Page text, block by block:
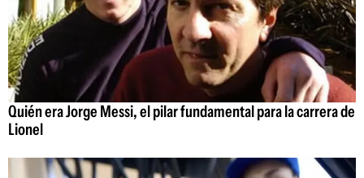
Quién era Jorge Messi, el pilar fundamental para la carrera de
Lionel